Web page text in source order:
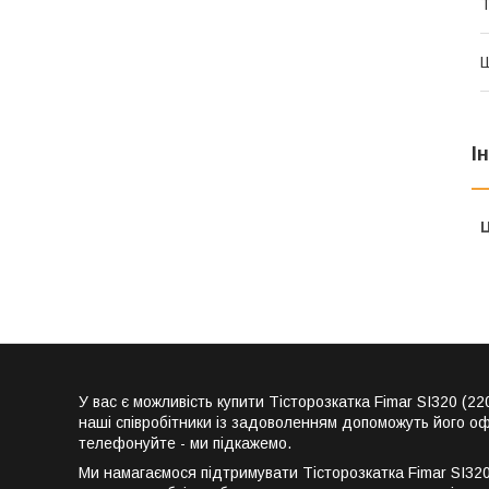
У вас є можливість купити Тісторозкатка Fimar SI320
наші співробітники із задоволенням допоможуть його
телефонуйте - ми підкажемо.
Ми намагаємося підтримувати Тісторозкатка Fimar